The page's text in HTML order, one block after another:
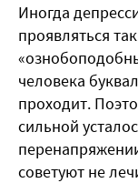
Иногда
проявляться
человека
проходит.
сильной
советуют не